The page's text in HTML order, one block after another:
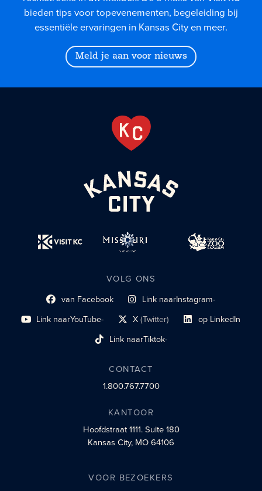
bieden tips voor topevenementen, begeleiding bij
essentiële ervaringen in Kansas City en meer.
Meld je aan voor nieuws
VOLG ONS
Link naar sociaal profiel
van Facebook Link naarInstagram-
sociaal profiel
Link naarYouTube-
sociaal profiel X(Twitter)
sociaal profiellink Link naar sociaal
op LinkedIn
Link naarTiktok-
sociaalprofiel
CONTACT
1.800.767.7700
KANTOOR
Hoofdstraat 1111.Suite 180
Kansas City, MO 64106
VOOR BEZOEKERS